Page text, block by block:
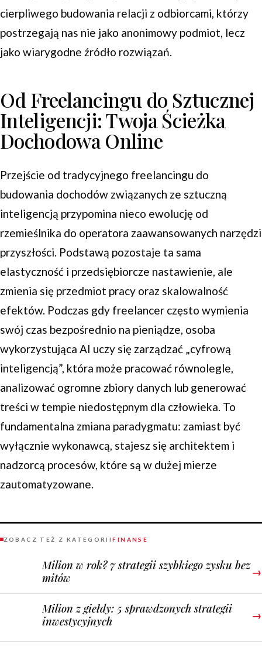
cierpliwego budowania relacji z odbiorcami, którzy
postrzegają nas nie jako anonimowy podmiot, lecz
jako wiarygodne źródło rozwiązań.
Od Freelancingu do Sztucznej
Inteligencji: Twoja Ścieżka
Dochodowa Online
Przejście od tradycyjnego freelancingu do
budowania dochodów związanych ze sztuczną
inteligencją przypomina nieco ewolucję od
rzemieślnika do operatora zaawansowanych narzędzi
przyszłości. Podstawą pozostaje ta sama
elastyczność i przedsiębiorcze nastawienie, ale
zmienia się przedmiot pracy oraz skalowalność
efektów. Podczas gdy freelancer często wymienia
swój czas bezpośrednio na pieniądze, osoba
wykorzystująca AI uczy się zarządzać „cyfrową
inteligencją”, która może pracować równolegle,
analizować ogromne zbiory danych lub generować
treści w tempie niedostępnym dla człowieka. To
fundamentalna zmiana paradygmatu: zamiast być
wyłącznie wykonawcą, stajesz się architektem i
nadzorcą procesów, które są w dużej mierze
zautomatyzowane.
ZOBACZ TEŻ Z KATEGORIIFINANSE
Milion w rok? 7 strategii szybkiego zysku bez
mitów
→
Milion z giełdy: 5 sprawdzonych strategii
inwestycyjnych
→